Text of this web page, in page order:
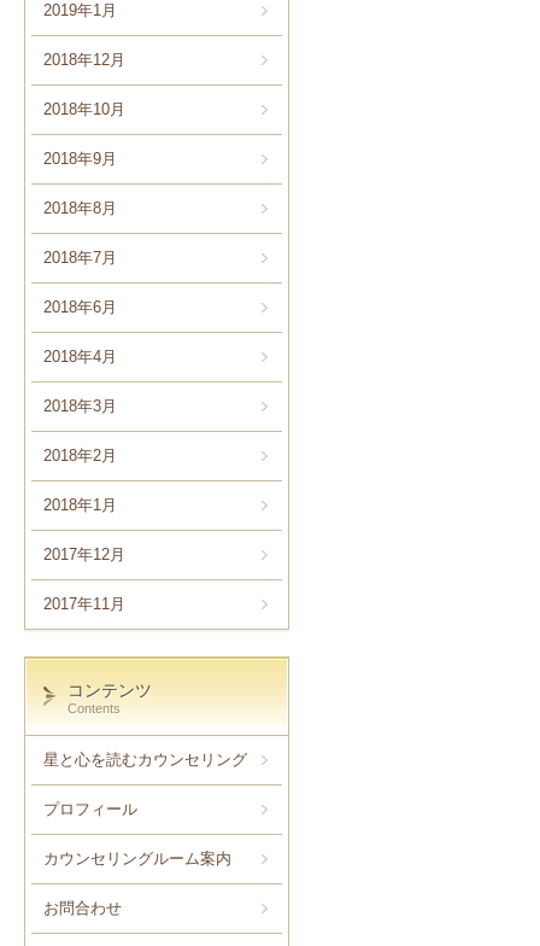
2019年1月
2018年12月
2018年10月
2018年9月
2018年8月
2018年7月
2018年6月
2018年4月
2018年3月
2018年2月
2018年1月
2017年12月
2017年11月
コンテンツ
Contents
星と心を読むカウンセリング
プロフィール
カウンセリングルーム案内
お問合わせ